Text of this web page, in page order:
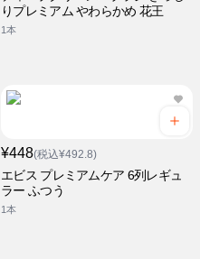
りプレミアム やわらかめ 花王
1本
¥448(税込¥492.8)
エビス プレミアムケア 6列レギュ
ラー ふつう
1本